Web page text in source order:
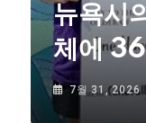
뉴욕시
체에
7월 31, 2026